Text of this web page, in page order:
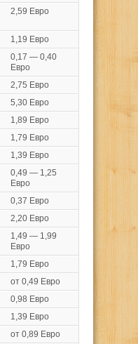
2,59 Евро
1,19 Евро
0,17 — 0,40
Евро
2,75 Евро
5,30 Евро
1,89 Евро
1,79 Евро
1,39 Евро
0,49 — 1,25
Евро
0,37 Евро
2,20 Евро
1,49 — 1,99
Евро
1,79 Евро
от 0,49 Евро
0,98 Евро
1,39 Евро
от 0,89 Евро